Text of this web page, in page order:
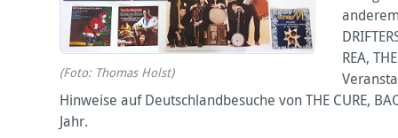
(Foto: Thomas Holst)
anderem
REA, THE
Hinweise auf Deutschlandbesuche vonTHE CURE,
Jahr.